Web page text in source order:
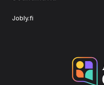
Jobly.fi